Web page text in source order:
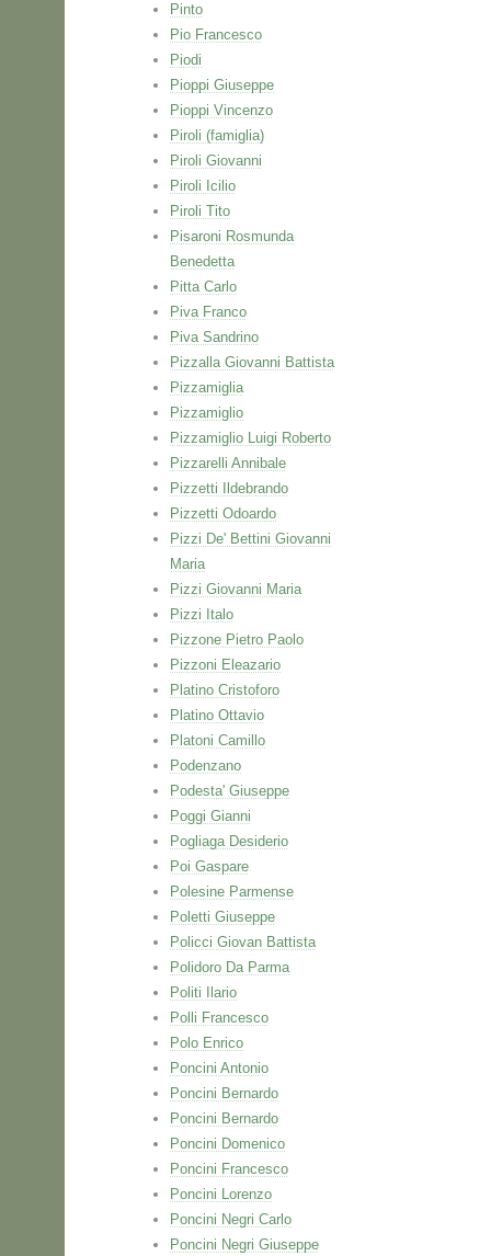
Pinto
Pio Francesco
Piodi
Pioppi Giuseppe
Pioppi Vincenzo
Piroli (famiglia)
Piroli Giovanni
Piroli Icilio
Piroli Tito
Pisaroni Rosmunda
Benedetta
Pitta Carlo
Piva Franco
Piva Sandrino
Pizzalla Giovanni Battista
Pizzamiglia
Pizzamiglio
Pizzamiglio Luigi Roberto
Pizzarelli Annibale
Pizzetti Ildebrando
Pizzetti Odoardo
Pizzi De' Bettini Giovanni
Maria
Pizzi Giovanni Maria
Pizzi Italo
Pizzone Pietro Paolo
Pizzoni Eleazario
Platino Cristoforo
Platino Ottavio
Platoni Camillo
Podenzano
Podesta' Giuseppe
Poggi Gianni
Pogliaga Desiderio
Poi Gaspare
Polesine Parmense
Poletti Giuseppe
Policci Giovan Battista
Polidoro Da Parma
Politi Ilario
Polli Francesco
Polo Enrico
Poncini Antonio
Poncini Bernardo
Poncini Bernardo
Poncini Domenico
Poncini Francesco
Poncini Lorenzo
Poncini Negri Carlo
Poncini Negri Giuseppe